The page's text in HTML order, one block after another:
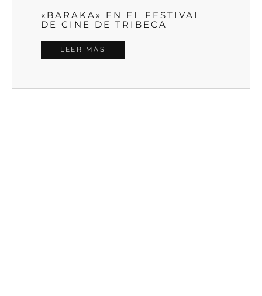
«BARAKA» EN EL FESTIVAL
DE CINE DE TRIBECA
LEER MÁS